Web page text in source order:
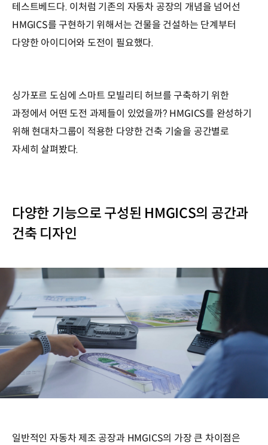
테스트베드다. 이처럼 기존의 자동차 공장의 개념을 넘어선
HMGICS를 구현하기 위해서는 건물을 건설하는 단계부터
다양한 아이디어와 도전이 필요했다.
싱가포르 도심에 스마트 모빌리티 허브를 구축하기 위한
과정에서 어떤 도전 과제들이 있었을까? HMGICS를 완성하기
위해 현대차그룹이 적용한 다양한 건축 기술을 공간별로
자세히 살펴봤다.
다양한 기능으로 구성된 HMGICS의 공간과
건축 디자인
일반적인 자동차 제조 공장과 HMGICS의 가장 큰 차이점은